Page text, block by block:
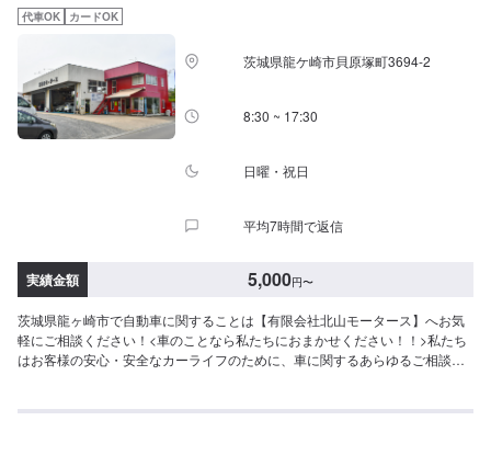
困りになられたことはございませんか？カーボディショップ長谷部では、お
客様に安心して作業にお出しいただけるよう不透明な請求は一切いたしませ
ん！もちろん勝手な追加整備も一切いたしませんのでご安心ください。<無料
代車完備！>代車の貸し出しは無料です！作業にお出し頂いた際のお客様の日
常生活にも支障が出ませんので安心してご依頼いただけます。※ガソリン代は
お客様負担となります。<営業時間・定休日>営業時間：9:00～18:00定休
日：日曜日・祝日
代車OK カードOK
茨城県龍ケ崎市貝原塚町3694-2
8:30 ~ 17:30
日曜・祝日
平均7時間で返信
実績金額 5,000円〜
茨城県龍ヶ崎市で自動車に関することは【有限会社北山モータース】へお気
軽にご相談ください！<車のことなら私たちにおまかせください！！>私たち
はお客様の安心・安全なカーライフのために、車に関するあらゆるご相談に
ンス、修理、保険相談まであらゆるご要望にお応えします。これからも信頼